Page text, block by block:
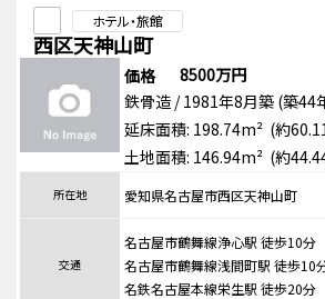
ホテル・旅館
西区天神山町
価格
8500万円
鉄骨造 / 1981年8月築 (築44
延床面積: 198.74m² (約
土地面積: 146.94m² (約
所在地 愛知県名古屋市西区天神山町
交通
名古屋市鶴舞線浄心駅 徒歩10分
名古屋市鶴舞線浅間町駅 徒歩10
名鉄名古屋本線栄生駅 徒歩20分